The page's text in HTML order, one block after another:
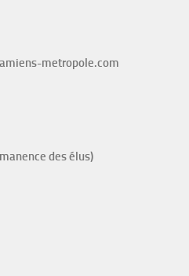
metropole.com
des élus)